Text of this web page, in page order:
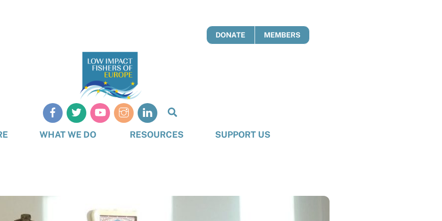
DONATE MEMBERS
WHAT WE DO RESOURCES SUPPORT US